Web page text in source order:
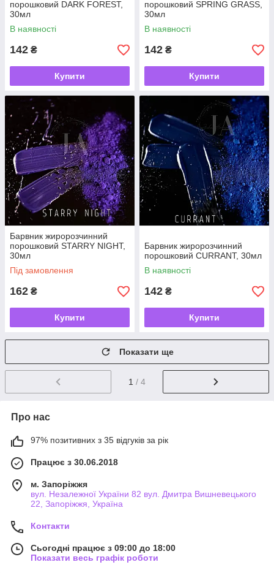
порошковий DARK FOREST,
30мл
В наявності
142 ₴
Купити
порошковий SPRING GRASS,
30мл
В наявності
142 ₴
Купити
Барвник жиророзчинний
порошковий STARRY NIGHT,
30мл
Під замовлення
162 ₴
Купити
Барвник жиророзчинний
порошковий CURRANT, 30мл
В наявності
142 ₴
Купити
Показати ще
1 / 4
Про нас
97% позитивних з 35 відгуків за рік
Працює з 30.06.2018
м. Запоріжжя
вул. Незалежної України 82 вул. Дмитра Вишневецького
22, Запоріжжя, Україна
Контакти
Сьогодні працює з 09:00 до 18:00
Показати весь графік роботи